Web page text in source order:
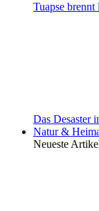
Tuapse
Das Desaster
Natur &
Neueste